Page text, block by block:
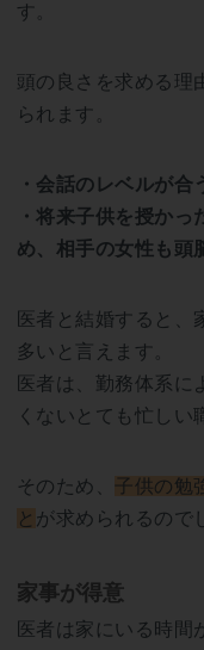
す。
頭の良さを求める理
られます。
・会話のレベルが合
・将来子供を授か
め、相手の女性も頭
医者と結婚すると、
多いと言えます。
医者は、勤務体系に
くないとても忙しい
そのため、
子供の勉
と が求められるので
家事が得意
医者は家にいる時間